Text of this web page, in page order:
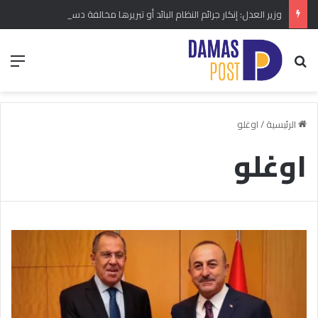
بحث عن
الرئيسية/اوغلو
اوغلو